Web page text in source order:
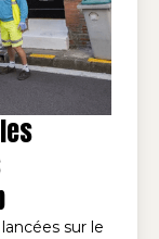
sur le